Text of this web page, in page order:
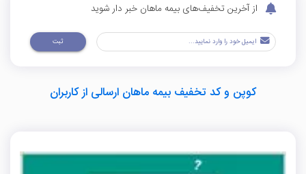
از آخرین تخفیف‌های بیمه ماهان خبر دار شوید
ثبت
کوپن و کد تخفیف بیمه ماهان ارسالی از کاربران